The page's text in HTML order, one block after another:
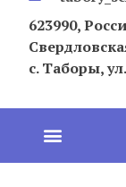
623990,
с. Таборы,